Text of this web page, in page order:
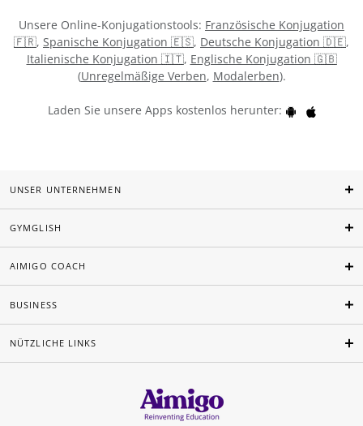
Unsere Online-Konjugationstools: Französische Konjugation
🇫🇷, Spanische Konjugation 🇪🇸, Deutsche Konjugation 🇩🇪,
Italienische Konjugation 🇮🇹, Englische Konjugation 🇬🇧
(Unregelmäßige Verben, Modalerben).
Laden Sie unsere Apps kostenlos herunter:
UNSER UNTERNEHMEN
GYMGLISH
AIMIGO COACH
BUSINESS
NÜTZLICHE LINKS